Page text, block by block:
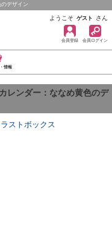
デザイン
ようこそ ゲスト さん
会員登録 会員ログイン
情報
レンダー：ななめ黄色のデ
ストボックス